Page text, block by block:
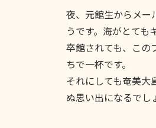
夜、元館生からメー
うです。海がとても
卒館されても、この
ちで一杯です。
それにしても奄美
ぬ思い出になるでし